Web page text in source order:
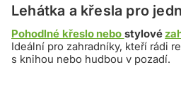
Lehátka a křesla pro
Pohodlné křeslo nebo stylové
Ideální pro zahradníky, kteří rádi
s knihou nebo hudbou v pozadí.